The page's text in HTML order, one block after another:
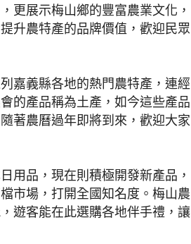
更展示梅山鄉的豐富農業文化，
升農特產的品牌價值，歡迎民眾
嘉義縣各地的熱門農特產，連經
的產品稱為土產，如今這些產品
著農曆過年即將到來，歡迎大家
用品，現在則積極開發新產品，
市場，打開全國知名度。梅山農
遊客能在此選購各地伴手禮，讓